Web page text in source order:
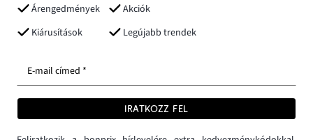
Árengedmények
Akciók
Kiárusítások
Legújabb trendek
E-mail címed *
IRATKOZZ FEL